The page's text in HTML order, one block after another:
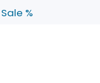
Sale %